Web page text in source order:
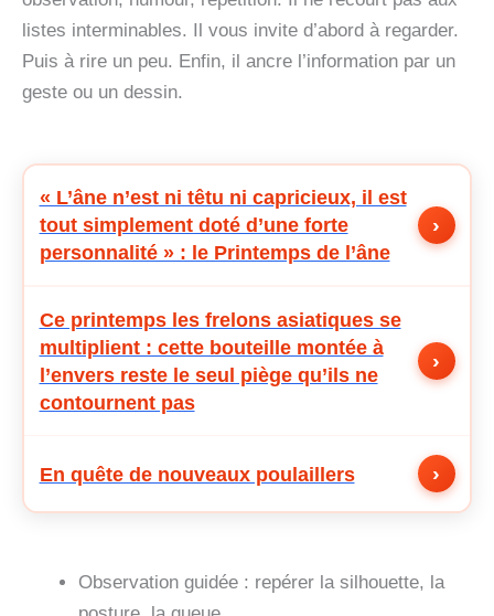
listes interminables. Il vous invite d’abord à regarder.
Puis à rire un peu. Enfin, il ancre l’information par un
geste ou un dessin.
« L’âne n’est ni têtu ni capricieux, il est
tout simplement doté d’une forte
personnalité » : le Printemps de l’âne
›
Ce printemps les frelons asiatiques se
multiplient : cette bouteille montée à
l’envers reste le seul piège qu’ils ne
contournent pas
›
En quête de nouveaux poulaillers ›
Observation guidée : repérer la silhouette, la